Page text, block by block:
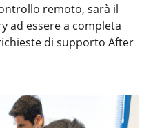
remoto, sarà il
ad essere a completa
di supporto After